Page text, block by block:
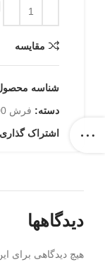
مقایسه
شناسه
دسته: فرش 1200 شانه
اشتراک
دیدگاهها
هیچ دیدگاهی برای